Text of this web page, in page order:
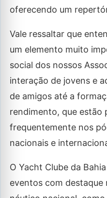
oferecendo um
Vale ressaltar que
um elemento muito
social dos nossos
interação de jovens e
de amigos até a
rendimento, que estão
frequentemente nos
nacionais e
O Yacht Clube da
eventos com